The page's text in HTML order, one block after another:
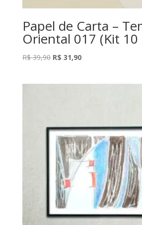
Papel de Carta –
Oriental 017 (Kit 10
R$39,90 O
R$ 31,90O